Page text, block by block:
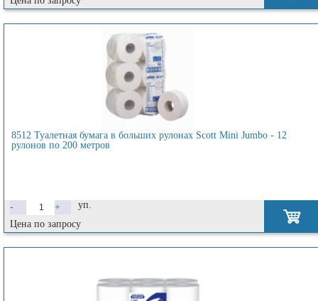
8512 Туалетная бумага в больших рулонах Scott Mini Jumbo - 12
рулонов по 200 метров
- +
уп.
Цена по запросу